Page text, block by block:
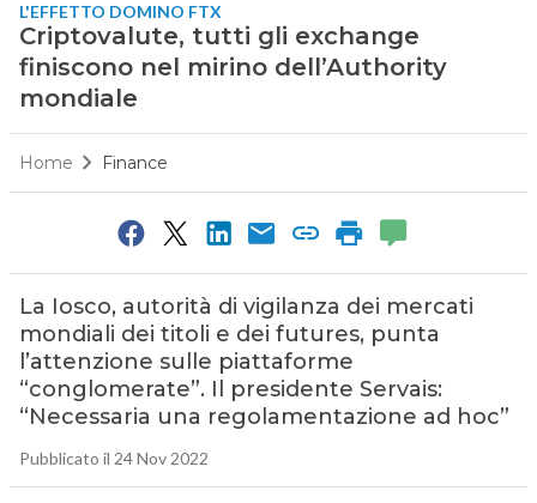
L'EFFETTO DOMINO FTX
Criptovalute, tutti gli exchange
finiscono nel mirino dell’Authority
mondiale
Home Finance
La Iosco, autorità di vigilanza dei mercati
mondiali dei titoli e dei futures, punta
l’attenzione sulle piattaforme
“conglomerate”. Il presidente Servais:
“Necessaria una regolamentazione ad hoc”
Pubblicato il 24 Nov 2022